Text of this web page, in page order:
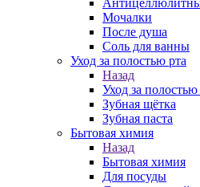
Мочалки
После душа
Соль для ванны
Уход за полостью рта
Назад
Уход за полостью
Зубная щётка
Зубная паста
Бытовая химия
Назад
Бытовая химия
Для посуды